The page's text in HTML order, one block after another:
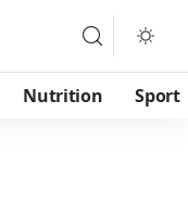
Nutrition Sport